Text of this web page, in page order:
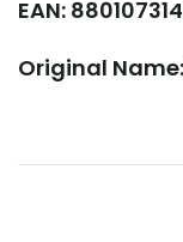
EAN:
Original